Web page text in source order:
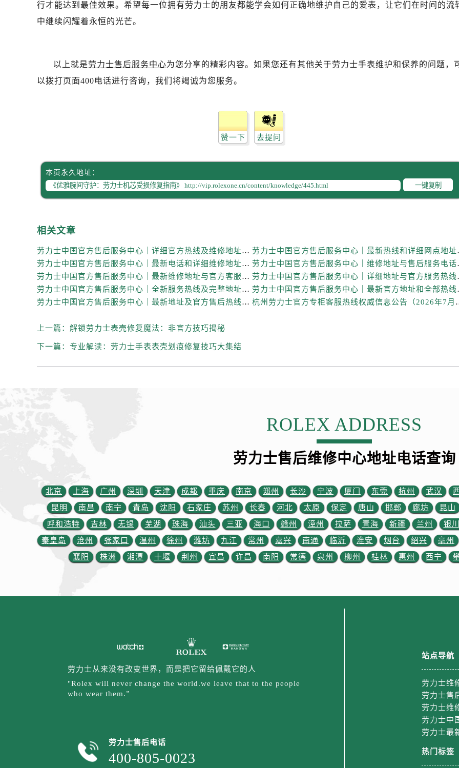
黑龙江省黑河市爱辉区中央街劳力士售后服务中心（需提前预约）
黑龙江省鸡西市鸡冠区红军路劳力士售后服务中心（需提前预约）
黑龙江省七台河市桃山区大同街劳力士售后服务中心（需提前预约）
黑龙江省齐齐哈尔市龙沙区龙华路劳力士售后服务中心（需提前预约）
黑龙江省绥化市北林区新华街与康庄路交叉口劳力士售后服务中心（需提前预约）
黑龙江省伊春市伊美区通河路劳力士售后服务中心（需提前预约）
吉林省白城市洮北区明仁南街劳力士售后服务中心（需提前预约）
吉林省辽源市龙山区人民大街劳力士售后服务中心（需提前预约）
吉林省梅河口市新华街道梅河大街劳力士售后服务中心（需提前预约）
吉林省延边市延吉市解放路劳力士售后服务中心（需提前预约）
辽宁省鞍山市铁东区站前街劳力士售后服务中心（需提前预约）
辽宁省本溪市平山区胜利路劳力士售后服务中心（需提前预约）
辽宁省朝阳市双塔区新华路劳力士售后服务中心（需提前预约）
辽宁省抚顺市新抚区东一路劳力士售后服务中心（需提前预约）
辽宁省阜新市海州区解放大街劳力士售后服务中心（需提前预约）
辽宁省营口市站前区市府路与渤海大街交叉口劳力士售后服务中心（需提前预约）
辽宁省沈阳市沈河区中街路137号亨得利名表维修授权店1楼劳力士售后服务中心（需提前预约）
辽宁省沈阳市沈河区中街路83号亨得利名表维修授权店1楼劳力士售后服务中心（需提前预约）
北京市东城区东长安街1号王府井东方广场W3座6层602室劳力士售后服务中心（需提前预约）
河北省保定市竞秀区朝阳北大街北国先天下劳力士售后服务中心（需提前预约）
内蒙古自治区阿拉善盟市左旗土尔扈特大街劳力士售后服务中心（需提前预约）
内蒙古自治区巴彦淖尔市临河区新华街劳力士售后服务中心（需提前预约）
内蒙古自治区包头市青山区幸福路甲3号王府井百货名表维修劳力士售后服务中心（需提前预约）
内蒙古自治区赤峰市红山区哈达街劳力士售后服务中心（需提前预约）
内蒙古自治区锡林郭勒盟市锡林浩特市光明街与额尔敦路交叉口劳力士售后服务中心（需提前预约）
内蒙古自治区兴安盟市乌兰浩特市兴安大街劳力士售后服务中心（需提前预约）
山西省大同市平城区迎宾街劳力士售后服务中心（需提前预约）
山西省晋城市城区黄华街劳力士售后服务中心（需提前预约）
山西省朔州市朔城区怡西路与鄯阳西街交汇处劳力士售后服务中心（需提前预约）
山西省忻州市忻府区和平东街与七一南路交叉口劳力士售后服务中心（需提前预约）
行才能达到最佳效果。希望每一位拥有劳力士的朋友都能学会如何正确地维护自己的爱表，让它们在时间的流
中继续闪耀着永恒的光芒。
以上就是劳力士售后服务中心为您分享的精彩内容。如果您还有其他关于劳力士手表维护和保养的问题，
以拨打页面400电话进行咨询，我们将竭诚为您服务。
赞一下 去提问
本页永久地址：
一键复制
相关文章
劳力士中国官方售后服务中心｜详细官方热线及维修地址权威信息通知（2026年7月最新）
劳力士中国官
劳力士中国官方售后服务中心｜最新电话和详细维修地址权威信息通告（2026年7月最新）
劳力士中国官
劳力士中国官方售后服务中心｜最新维修地址与官方客服电话权威信息通知（2026年7月最新）
劳力士中国官
劳力士中国官方售后服务中心｜全新服务热线及完整地址权威信息声明（2026年7月最新）
劳力士中国官
劳力士中国官方售后服务中心｜最新地址及官方售后热线权威信息声明（2026年7月最新）
杭州劳力士官方
上一篇： 解锁劳力士表壳修复魔法：非官方技巧揭秘
下一篇： 专业解读：劳力士手表表壳划痕修复技巧大集结
ROLEX ADDRESS
劳力士售后维修中心地址电话查询
北京 上海 广州 深圳 天津 成都 重庆 南京 郑州 长沙 宁波 厦门 东莞 杭州 武汉
昆明
南昌 南宁 青岛 沈阳 石家庄 苏州 长春 河北 太原 保定 唐山 邯郸 廊坊 昆山
呼和浩特
吉林 无锡 芜湖 珠海 汕头 三亚 海口 赣州 漳州 拉萨 青海 新疆 兰州 银川
秦皇岛
沧州 张家口 温州 徐州 潍坊 九江 常州 嘉兴 南通 临沂 淮安 烟台 绍兴 亳州
襄阳
株洲 湘潭 十堰 荆州 宜昌 许昌 南阳 常德 泉州 柳州 桂林 惠州 西宁
劳力士从来没有改变世界，而是把它留给佩戴它的人
"Rolex will never change the world.we leave that to the people
who wear them.”
劳力士售后电话
400-805-0023
站点导航
劳力士维
劳力士售
劳力士维
劳力士中
劳力士最
热门标签